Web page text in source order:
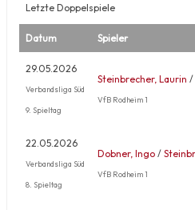
Letzte Doppelspiele
Datum Spieler
29.05.2026
Verbandsliga Süd
9. Spieltag
Steinbrecher, Laurin /
VfB Rodheim 1
22.05.2026
Verbandsliga Süd
8. Spieltag
Dobner, Ingo /
VfB Rodheim 1